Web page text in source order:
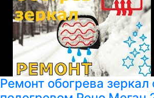
Ремонт обогрева зеркал